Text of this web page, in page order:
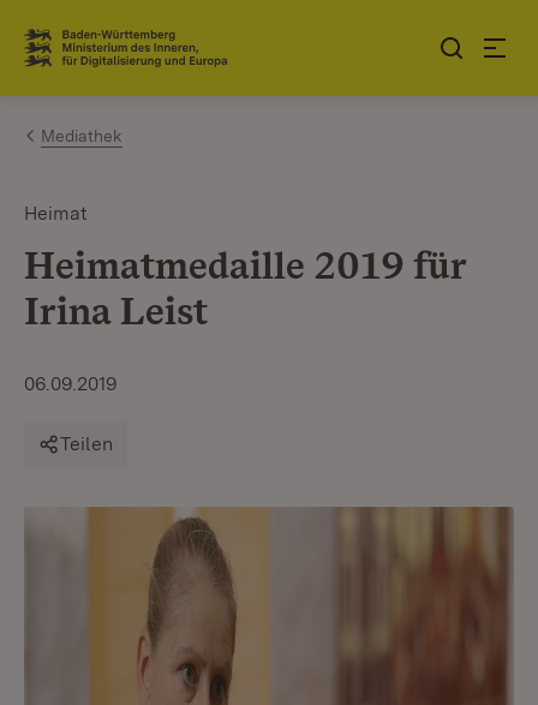
Zum Inhalt springen
Link zur Startseite
Mediathek
Heimat
Heimatmedaille 2019 für
Irina Leist
06.09.2019
Teilen